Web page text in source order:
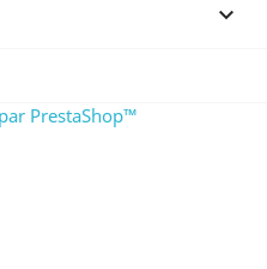

PrestaShop™